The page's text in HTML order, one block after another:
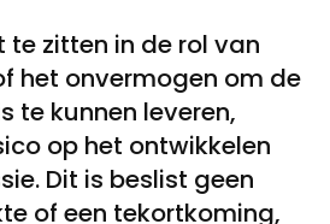
te zitten in de rol van
het onvermogen om de
te kunnen leveren,
op het ontwikkelen
Dit is beslist geen
of een tekortkoming,